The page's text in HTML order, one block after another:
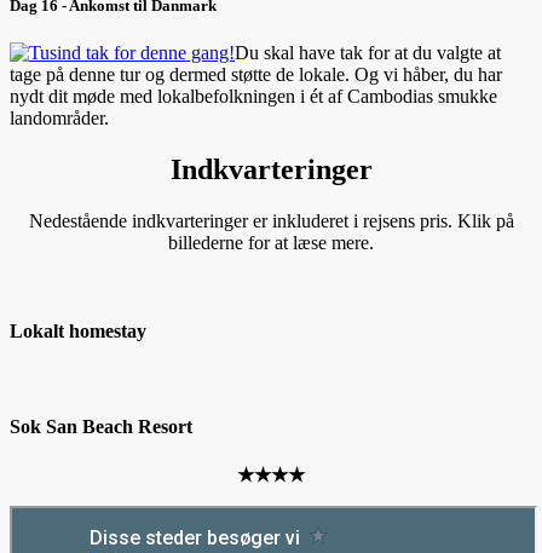
Dag 16 - Ankomst til Danmark
Du skal have tak for at du valgte at
tage på denne tur og dermed støtte de lokale. Og vi håber, du har
nydt dit møde med lokalbefolkningen i ét af Cambodias smukke
landområder.
Indkvarteringer
Nedestående indkvarteringer er inkluderet i rejsens pris. Klik på
billederne for at læse mere.
Lokalt homestay
Sok San Beach Resort
★★★★